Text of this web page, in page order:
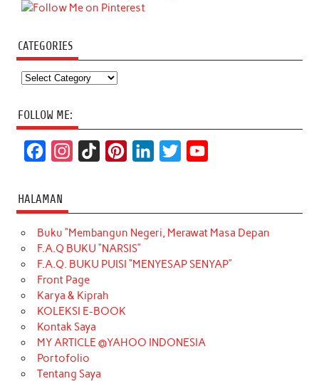
CATEGORIES
Categories
FOLLOW ME:
c
e
b
o
o
k
t
a
g
r
a
m
T
o
k
t
e
r
k
e
d
t
t
e
T
u
b
HALAMAN
Buku “Membangun Negeri, Merawat Masa Depan
F.A.Q BUKU “NARSIS”
F.A.Q. BUKU PUISI “MENYESAP SENYAP”
Front Page
Karya & Kiprah
KOLEKSI E-BOOK
Kontak Saya
MY ARTICLE @YAHOO INDONESIA
Portofolio
Tentang Saya